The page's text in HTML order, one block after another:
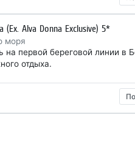
(Ex. Alva Donna Exclusive) 5*
моря
первой береговой линии в
отдыха.